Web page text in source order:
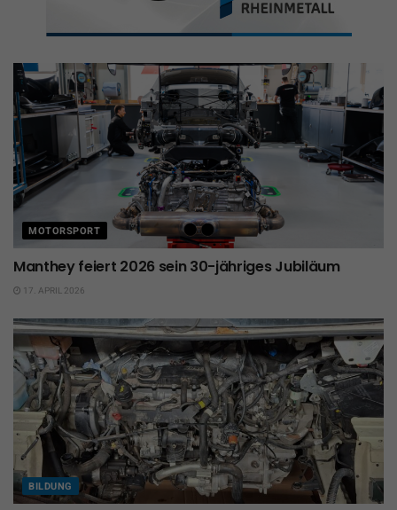
MOTORSPORT
Manthey feiert 2026 sein 30-jähriges Jubiläum
17. APRIL 2026
BILDUNG